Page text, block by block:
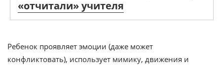
«отчитали» учителя
Ребенок проявляет эмоции (даже может
конфликтовать), использует мимику, движения и